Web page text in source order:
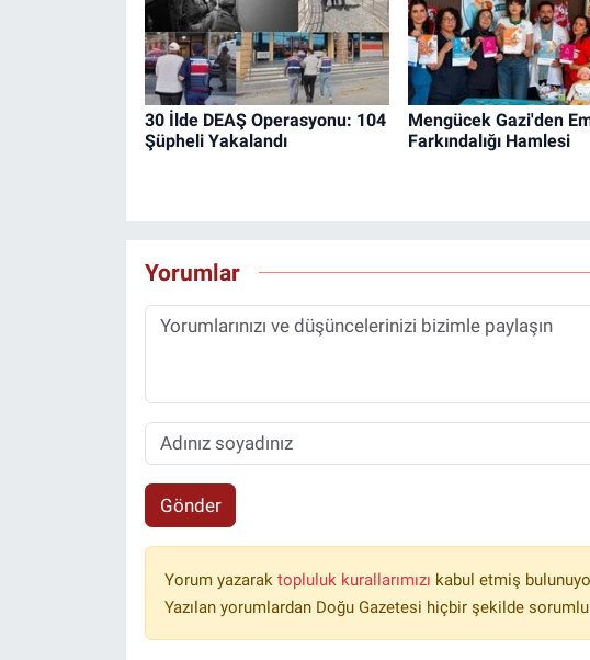
30 İlde DEAŞ Operasyonu: 104
Şüpheli Yakalandı
Mengücek Gazi'den
Farkındalığı Hamlesi
Yorumlar
Gönder
Yorum yazarak topluluk kurallarımızı kabul etmiş
Yazılan yorumlardan Doğu Gazetesi hiçbir şekilde